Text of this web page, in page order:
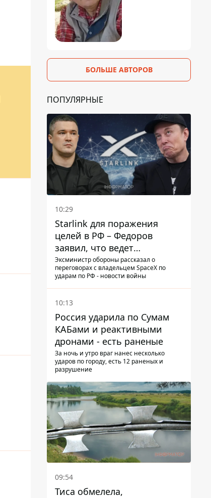
БОЛЬШЕ АВТОРОВ
ПОПУЛЯРНЫЕ
10:29
Starlink для поражения
целей в РФ – Федоров
заявил, что ведет
переговоры с Илоном
Маском
Эксминистр обороны рассказал о
переговорах с владельцем SpaceX по
ударам по РФ - новости войны
10:13
Россия ударила по Сумам
КАБами и реактивными
дронами - есть раненые
За ночь и утро враг нанес несколько
ударов по городу, есть 12 раненых и
разрушение
09:54
Тиса обмелела,